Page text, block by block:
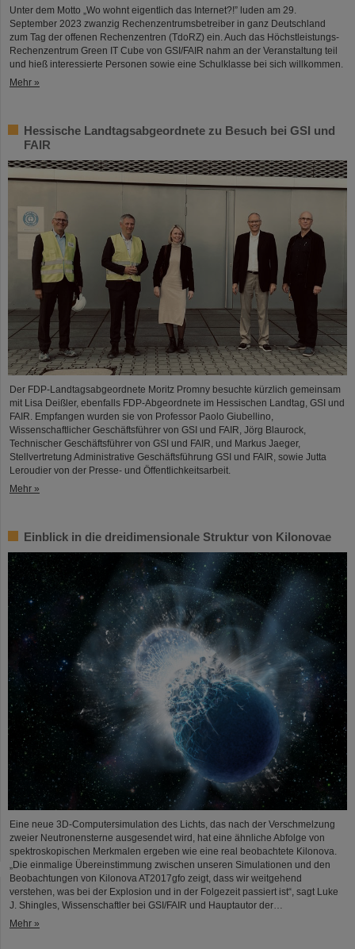
Unter dem Motto „Wo wohnt eigentlich das Internet?!” luden am 29.
September 2023 zwanzig Rechenzentrumsbetreiber in ganz Deutschland
zum Tag der offenen Rechenzentren (TdoRZ) ein. Auch das Höchstleistungs-
Rechenzentrum Green IT Cube von GSI/FAIR nahm an der Veranstaltung teil
und hieß interessierte Personen sowie eine Schulklasse bei sich willkommen.
Mehr »
Hessische Landtagsabgeordnete zu Besuch bei GSI und
FAIR
Der FDP-Landtagsabgeordnete Moritz Promny besuchte kürzlich gemeinsam
mit Lisa Deißler, ebenfalls FDP-Abgeordnete im Hessischen Landtag, GSI und
FAIR. Empfangen wurden sie von Professor Paolo Giubellino,
Wissenschaftlicher Geschäftsführer von GSI und FAIR, Jörg Blaurock,
Technischer Geschäftsführer von GSI und FAIR, und Markus Jaeger,
Stellvertretung Administrative Geschäftsführung GSI und FAIR, sowie Jutta
Leroudier von der Presse- und Öffentlichkeitsarbeit.
Mehr »
Einblick in die dreidimensionale Struktur von Kilonovae
Eine neue 3D-Computersimulation des Lichts, das nach der Verschmelzung
zweier Neutronensterne ausgesendet wird, hat eine ähnliche Abfolge von
spektroskopischen Merkmalen ergeben wie eine real beobachtete Kilonova.
„Die einmalige Übereinstimmung zwischen unseren Simulationen und den
Beobachtungen von Kilonova AT2017gfo zeigt, dass wir weitgehend
verstehen, was bei der Explosion und in der Folgezeit passiert ist“, sagt Luke
J. Shingles, Wissenschaftler bei GSI/FAIR und Hauptautor der…
Mehr »